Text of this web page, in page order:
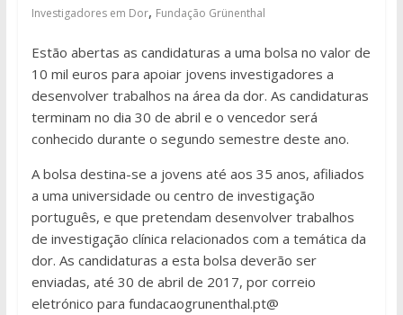
Investigadores em Dor, Fundação Grünenthal
Estão abertas as candidaturas a uma bolsa no valor de
10 mil euros para apoiar jovens investigadores a
desenvolver trabalhos na área da dor. As candidaturas
terminam no dia 30 de abril e o vencedor será
conhecido durante o segundo semestre deste ano.
A bolsa destina-se a jovens até aos 35 anos, afiliados
a uma universidade ou centro de investigação
português, e que pretendam desenvolver trabalhos
de investigação clínica relacionados com a temática da
dor. As candidaturas a esta bolsa deverão ser
enviadas, até 30 de abril de 2017, por correio
eletrónico para fundacaogrunenthal.pt@